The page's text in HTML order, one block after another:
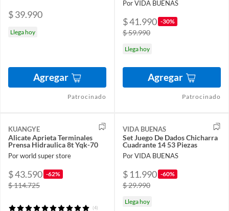
$ 39.990
Llega hoy
Agregar
Patrocinado
Por VIDA BUENAS
$ 41.990 -30%
$ 59.990
Llega hoy
Agregar
Patrocinado
KUANGYE
Alicate Aprieta Terminales
Prensa Hidraulica 8t Yqk-70
Por world super store
$ 43.590 -62%
$ 114.725
(4)
VIDA BUENAS
Set Juego De Dados Chicharra
Cuadrante 14 53 Piezas
Por VIDA BUENAS
$ 11.990 -60%
$ 29.990
Llega hoy